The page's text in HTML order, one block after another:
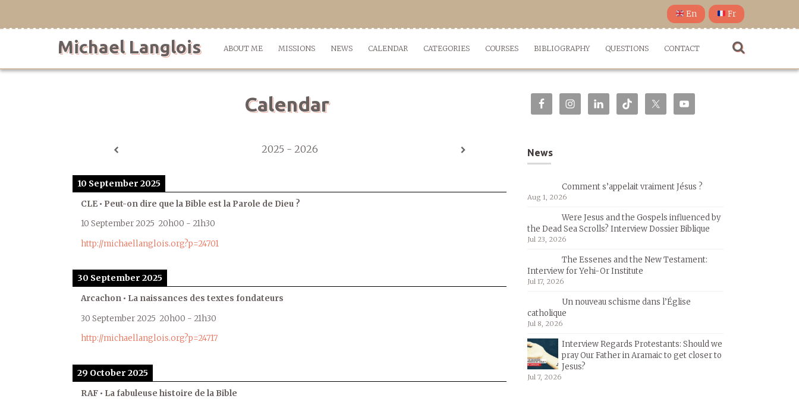
En Fr
Michael Langlois ABOUT ME MISSIONS NEWS CALENDAR CATEGORIES COURSES BIBLIOGRAPHY QUESTIONS CONTACT
Calendar
2025 - 2026
10 September 2025
CLE • Peut-on dire que la Bible est la Parole de Dieu ?
10 September 2025 20h00 - 21h30
http://michaellanglois.org?p=24701
30 September 2025
Arcachon • La naissances des textes fondateurs
30 September 2025 20h00 - 21h30
http://michaellanglois.org?p=24717
29 October 2025
RAF • La fabuleuse histoire de la Bible
News
Comment s’appelait vraiment Jésus ?
Aug 1, 2026
Were Jesus and the Gospels influenced by
the Dead Sea Scrolls? Interview Dossier Biblique
Jul 23, 2026
The Essenes and the New Testament:
Interview for Yehi-Or Institute
Jul 17, 2026
Un nouveau schisme dans l’Église
catholique
Jul 8, 2026
Interview Regards Protestants: Should we
pray Our Father in Aramaic to get closer to
Jesus?
Jul 7, 2026